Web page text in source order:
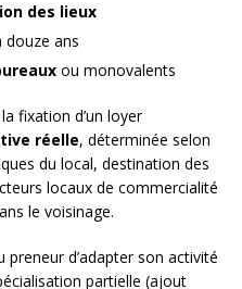
des lieux
douze ans
ou monovalents
fixation d’un loyer
réelle, déterminée selon
du local, destination des
locaux de commercialité
le voisinage.
preneur d’adapter son activité
partielle (ajout